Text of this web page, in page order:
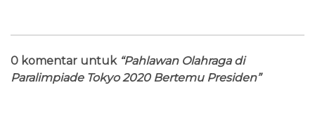
0 komentar untuk “Pahlawan Olahraga di
Paralimpiade Tokyo 2020 Bertemu Presiden”